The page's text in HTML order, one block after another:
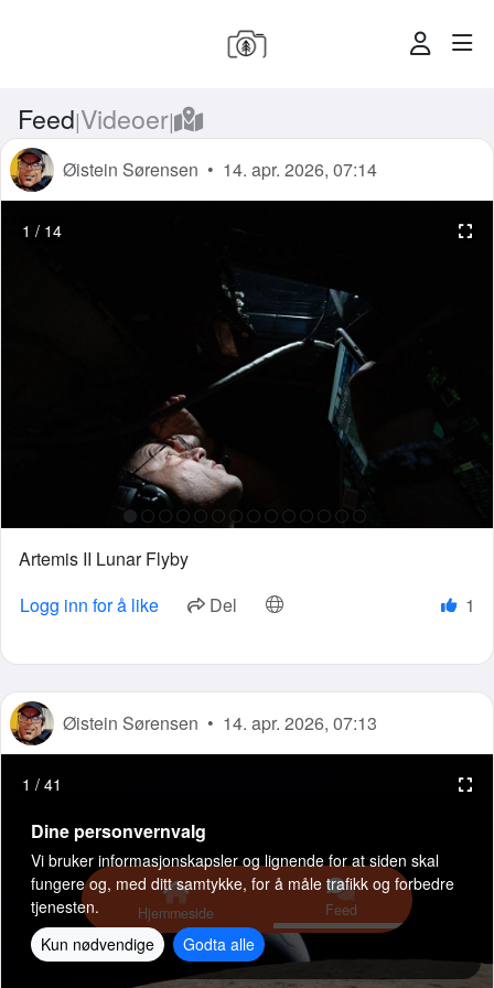
Hjemmeside Feed
Feed|Videoer|
Øistein Sørensen • 14. apr. 2026, 07:14
1 / 14
Artemis II Lunar Flyby
Logg inn for å like
Del 1
Øistein Sørensen • 14. apr. 2026, 07:13
1 / 41
Dine personvernvalg
Vi bruker informasjonskapsler og lignende for at siden skal
fungere og, med ditt samtykke, for å måle trafikk og forbedre
tjenesten.
Kun nødvendige
Godta alle